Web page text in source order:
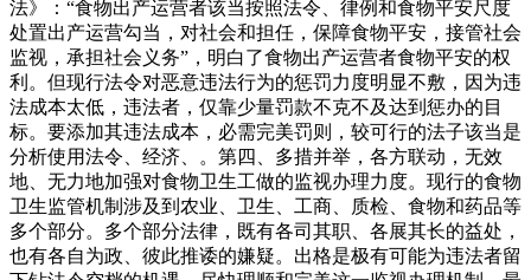
法》：“食物出产运营者该当按照法令、律例和食物平安尺度
处置出产运营勾当，对社会和担任，保障食物平安，接管社会
监视，承担社会义务”，明白了食物出产运营者食物平安的权
利。但现行法令对恶意违法行为的惩罚力度明显不敷，因为违
法成本太低，违法者，仅靠少量罚款不克不及达到惩办的目
标。要添加其违法成本，必需完美罚则，较可行的法子该当是
分析使用法令、经济、。第四、多措并举，各方联动，无效
地、无力地加强对食物卫生工做的监视办理力度。现行的食物
卫生监管机制涉及到农业、卫生、工商、质检、食物和药品等
多个部分。多个部分法律，既有各司其职、各展其长的益处，
也有各自为政、彼此推诿的嫌疑。出格是极有可能为违法者留